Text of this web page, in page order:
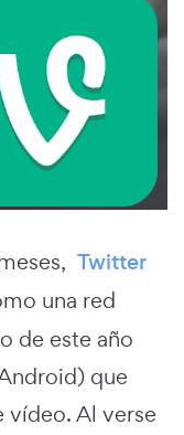
Twitter
una red
de este año
que
vídeo. Al verse